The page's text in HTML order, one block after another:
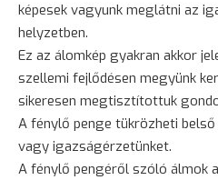
képesek vagyunk meglátni az
helyzetben.
Ez az álomkép gyakran akkor
szellemi fejlődésen megyünk
sikeresen megtisztítottuk
A fénylő penge tükrözheti
vagy igazságérzetünket.
A fénylő pengéről szóló álmok